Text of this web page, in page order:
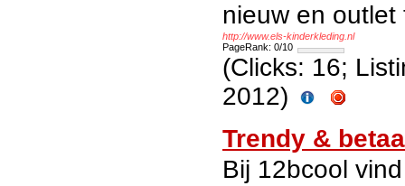
nieuw en
http://www.els-kinderkleding.nl
PageRank: 0/10
(Clicks: 16;
2012)
Trendy &
Bij 12bcool